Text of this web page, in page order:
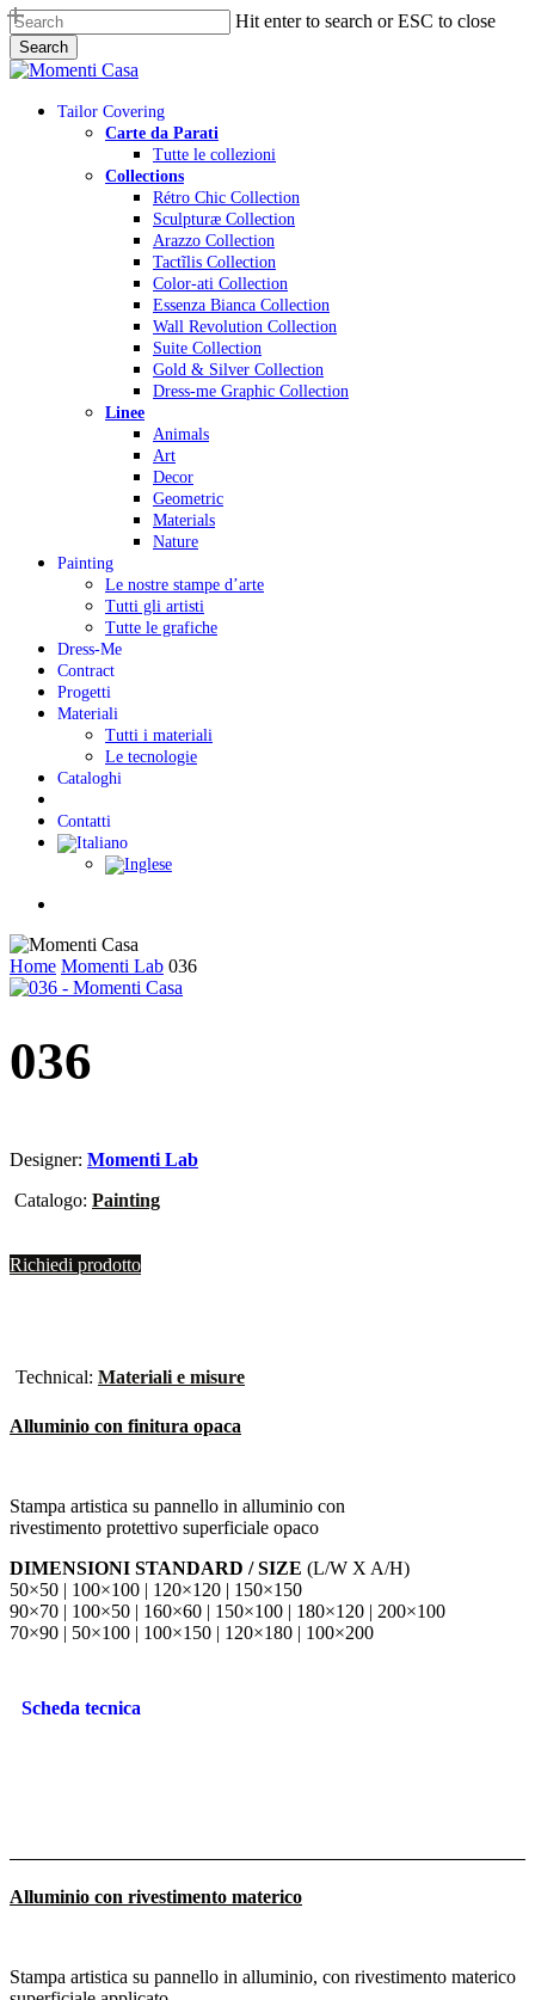
Skip
to
main
content
Hit enter to search or ESC to close
Search
Close
Menu
Tailor Covering
Carte da Parati
Tutte le collezioni
Collections
Rétro Chic Collection
Sculpturæ Collection
Arazzo Collection
Tactĩlis Collection
Color-ati Collection
Essenza Bianca Collection
Wall Revolution Collection
Suite Collection
Gold & Silver Collection
Dress-me Graphic Collection
Linee
Animals
Art
Decor
Geometric
Materials
Nature
Painting
Le nostre stampe d’arte
Tutti gli artisti
Tutte le grafiche
Dress-Me
Contract
Progetti
Materiali
Tutti i materiali
Le tecnologie
Cataloghi
Contatti
Home Momenti Lab 036
036
Designer: Momenti Lab
Catalogo: Painting
Richiedi prodotto
Technical: Materiali e misure
Alluminio con finitura opaca
Stampa artistica su pannello in alluminio con
rivestimento protettivo superficiale opaco
DIMENSIONI STANDARD / SIZE (L/W X A/H)
50×50 | 100×100 | 120×120 | 150×150
90×70 | 100×50 | 160×60 | 150×100 | 180×120 | 200×100
70×90 | 50×100 | 100×150 | 120×180 | 100×200
Scheda tecnica
Alluminio con rivestimento materico
Stampa artistica su pannello in alluminio, con rivestimento materico